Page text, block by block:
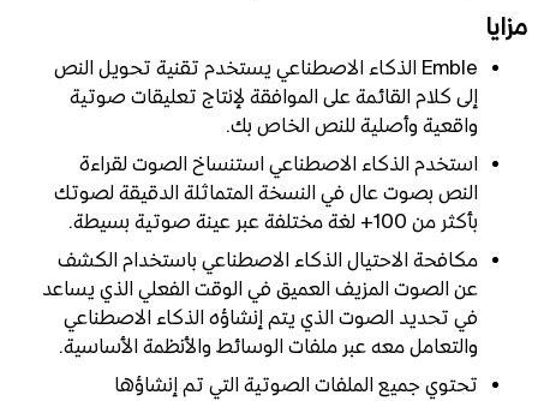
مزايا
Emble الذكاء الاصطناعي يستخدم تقنية تحويل النص
إلى كلام القائمة على الموافقة لإنتاج تعليقات صوتية
واقعية وأصلية للنص الخاص بك.
استخدم الذكاء الاصطناعي استنساخ الصوت لقراءة
النص بصوت عال في النسخة المتماثلة الدقيقة لصوتك
بأكثر من 100+ لغة مختلفة عبر عينة صوتية بسيطة.
مكافحة الاحتيال الذكاء الاصطناعي باستخدام الكشف
عن الصوت المزيف العميق في الوقت الفعلي الذي يساعد
في تحديد الصوت الذي يتم إنشاؤه الذكاء الاصطناعي
والتعامل معه عبر ملفات الوسائط والأنظمة الأساسية.
تحتوي جميع الملفات الصوتية التي تم إنشاؤها